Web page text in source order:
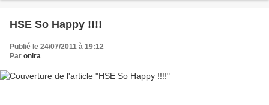
HSE So Happy !!!!
Publié le 24/07/2011 à 19:12
Par onira